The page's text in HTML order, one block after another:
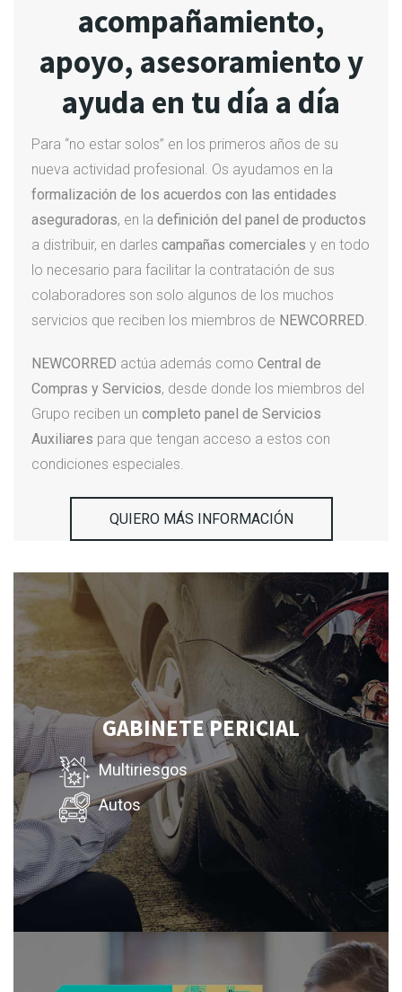
acompañamiento,
apoyo, asesoramiento y
ayuda en tu día a día
Para “no estar solos” en los primeros años de su
nueva actividad profesional. Os ayudamos en la
formalización de los acuerdos con las entidades
aseguradoras, en la definición del panel de productos
a distribuir, en darles campañas comerciales y en todo
lo necesario para facilitar la contratación de sus
colaboradores son solo algunos de los muchos
servicios que reciben los miembros de NEWCORRED.
NEWCORRED actúa además como Central de
Compras y Servicios, desde donde los miembros del
Grupo reciben un completo panel de Servicios
Auxiliares para que tengan acceso a estos con
condiciones especiales.
QUIERO MÁS INFORMACIÓN
GABINETE PERICIAL
Multiriesgos
Autos